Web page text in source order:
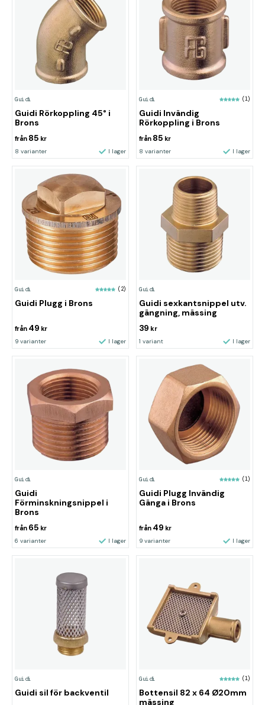
Guidi
Guidi Rörkoppling 45° i
Brons
från 85 kr
8 varianter I lager
Guidi (1)
Guidi Invändig
Rörkoppling i Brons
från 85 kr
8 varianter I lager
Guidi (2)
Guidi Plugg i Brons
från 49 kr
9 varianter I lager
Guidi
Guidi sexkantsnippel utv.
gängning, mässing
39 kr
1 variant I lager
Guidi
Guidi
Förminskningsnippel i
Brons
från 65 kr
6 varianter I lager
Guidi (1)
Guidi Plugg Invändig
Gänga i Brons
från 49 kr
9 varianter I lager
Guidi
Guidi sil för backventil
Guidi (1)
Bottensil 82 x 64 Ø20mm
mässing